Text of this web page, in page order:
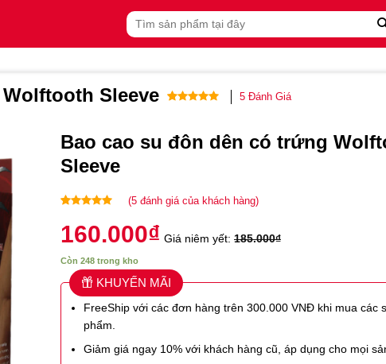
Tìm
kiếm:
Sleeve
đánh giá
5Đánh Giá
Bao cao su đôn dên có trứng
Sleeve
dựa trên
đánh giá
(5đánh giá của khách hàng)
160.000₫ Giá niêm yết: 185.000₫
Còn 248 trong kho
KHUYẾN MÃI
FreeShip với các đơn hàng trên 300.000 VNĐ khi mua các
phẩm.
Giảm giá ngay 10% với khách hàng cũ, áp dụng cho mọi